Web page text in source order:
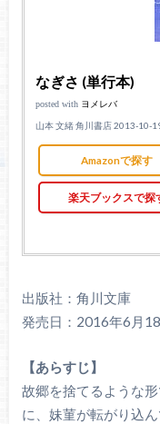
なぎさ (単行本)
posted with ヨメレバ
山本 文緒 角川書店 2013-10-
Amazonで探す
楽天ブックスで探
出版社：角川文庫
発売日：2016年6月
【あらすじ】
故郷を捨てるような
に、妹菫が転がり込